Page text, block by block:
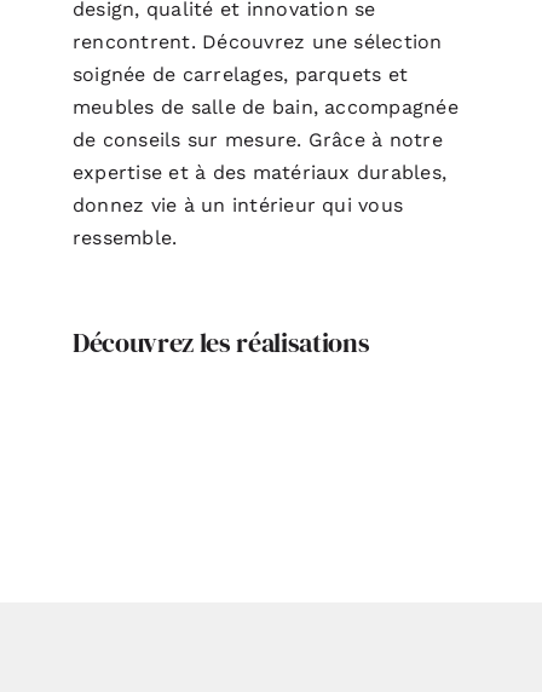
design, qualité et innovation se
rencontrent. Découvrez une sélection
soignée de carrelages, parquets et
meubles de salle de bain, accompagnée
de conseils sur mesure. Grâce à notre
expertise et à des matériaux durables,
donnez vie à un intérieur qui vous
ressemble.
Découvrez les réalisations